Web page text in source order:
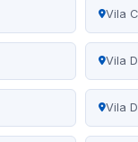
Vila
Vila
Vila